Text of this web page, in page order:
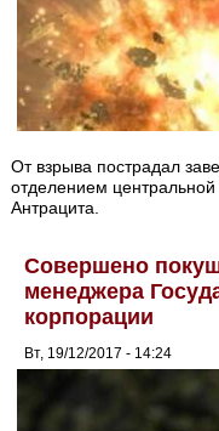
От взрыва пострадал
отделением центральной
Антрацита.
Совершено
менеджера
корпорации
Вт, 19/12/2017 - 14:24